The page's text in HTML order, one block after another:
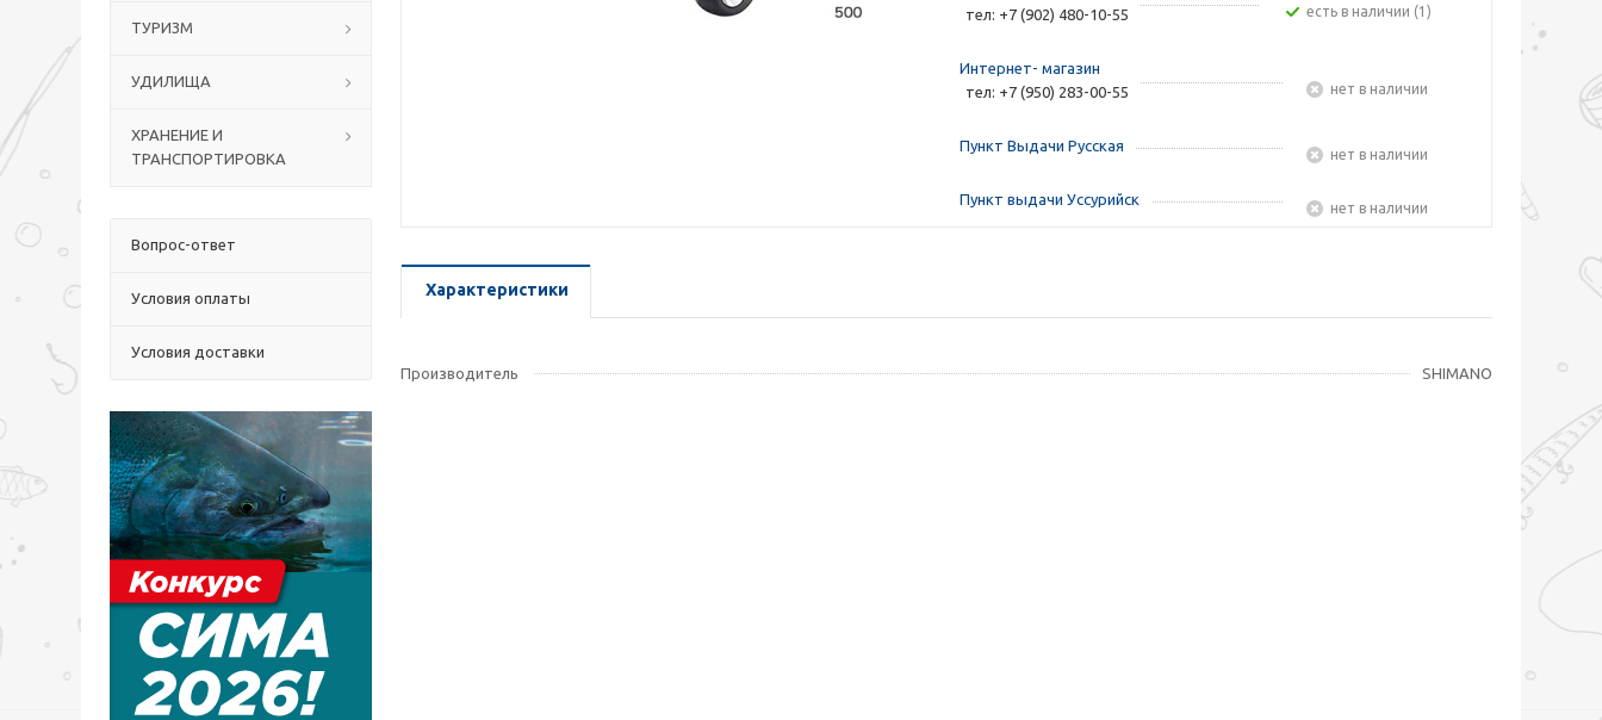
ТУРИЗМ
УДИЛИЩА
ХРАНЕНИЕ И
ТРАНСПОРТИРОВКА
Вопрос-ответ
Условия оплаты
Условия доставки
тел: +7 (902) 480-10-55
Есть в наличии (1)
Интернет- магазин
тел: +7 (950) 283-00-55
Нет в наличии
Пункт Выдачи Русская Нет в наличии
Пункт выдачи Уссурийск Нет в наличии
Характеристики
Производитель SHIMANO